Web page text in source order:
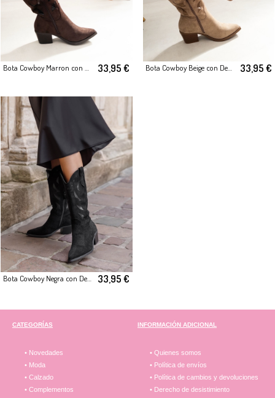
Bota Cowboy Marron con Detalles Troquelados 33,95 € Bota Cowboy Beige con Detalles Troquelados 33,95 €
33,95 €
CATEGORÍAS
• Novedades
• Moda
• Calzado
• Complementos
INFORMACIÓN ADICIONAL
• Quienes somos
• Política de envíos
• Política de cambios y devoluciones
• Derecho de desistimiento